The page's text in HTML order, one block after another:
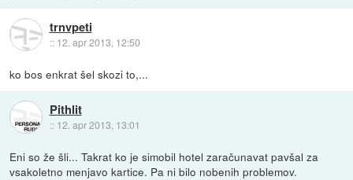
trnvpeti
:: 12. apr 2013, 12:50
ko bos enkrat šel skozi to,...
Pithlit
:: 12. apr 2013, 13:01
Eni so že šli... Takrat ko je simobil hotel zaračunavat pavšal za
vsakoletno menjavo kartice. Pa ni bilo nobenih problemov.